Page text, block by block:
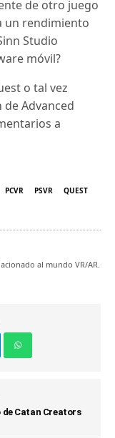
de otro juego
un rendimiento
Studio
móvil?
o tal vez
Advanced
a
PCVR PSVR
QUEST
al mundo VR/AR.
Catan Creators